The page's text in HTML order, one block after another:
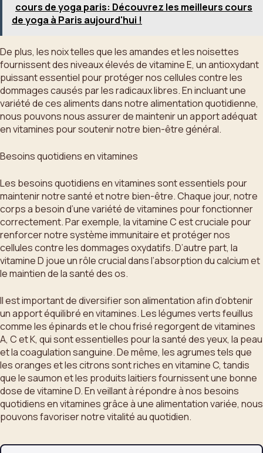
cours de yoga paris: Découvrez les meilleurs cours
de yoga à Paris aujourd'hui !
De plus, les noix telles que les amandes et les noisettes
fournissent des niveaux élevés de vitamine E, un antioxydant
puissant essentiel pour protéger nos cellules contre les
dommages causés par les radicaux libres. En incluant une
variété de ces aliments dans notre alimentation quotidienne,
nous pouvons nous assurer de maintenir un apport adéquat
en vitamines pour soutenir notre bien-être général.
Besoins quotidiens en vitamines
Les besoins quotidiens en vitamines sont essentiels pour
maintenir notre santé et notre bien-être. Chaque jour, notre
corps a besoin d’une variété de vitamines pour fonctionner
correctement. Par exemple, la vitamine C est cruciale pour
renforcer notre système immunitaire et protéger nos
cellules contre les dommages oxydatifs. D’autre part, la
vitamine D joue un rôle crucial dans l’absorption du calcium et
le maintien de la santé des os.
Il est important de diversifier son alimentation afin d’obtenir
un apport équilibré en vitamines. Les légumes verts feuillus
comme les épinards et le chou frisé regorgent de vitamines
A, C et K, qui sont essentielles pour la santé des yeux, la peau
et la coagulation sanguine. De même, les agrumes tels que
les oranges et les citrons sont riches en vitamine C, tandis
que le saumon et les produits laitiers fournissent une bonne
dose de vitamine D. En veillant à répondre à nos besoins
quotidiens en vitamines grâce à une alimentation variée, nous
pouvons favoriser notre vitalité au quotidien.